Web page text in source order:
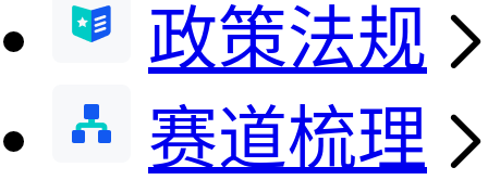
政策法规
赛道梳理